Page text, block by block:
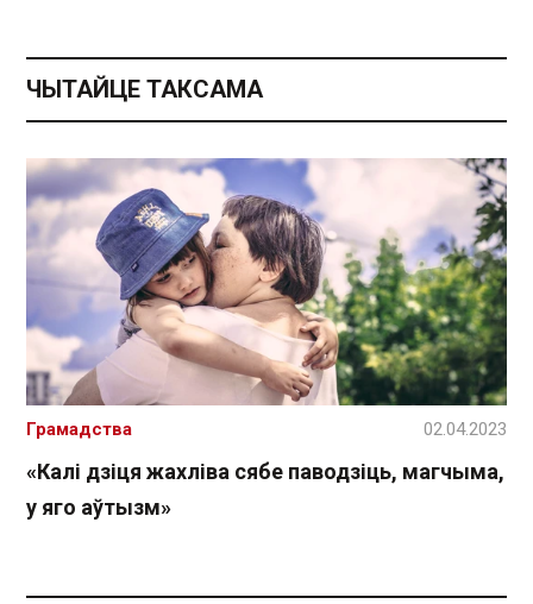
ЧЫТАЙЦЕ ТАКСАМА
«Калі дзіця жахліва сябе паводзіць, магчыма,
у яго аўтызм»
Грамадства 02.04.2023